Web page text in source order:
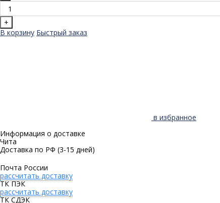
+
В корзину Быстрый заказ
в избранное
Информация о доставке
Чита
Доставка по РФ (3-15 дней)
Почта России
рассчитать доставку
ТК ПЭК
рассчитать доставку
ТК СДЭК